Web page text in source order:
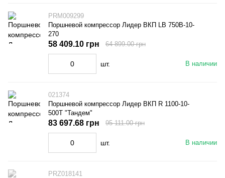
PRM009299
Поршневой компрессор Лидер ВКП LB 750В-10-
270
В наличии
58 409.10 грн 64 899.00 грн
шт.
021374
Поршневой компрессор Лидер ВКП R 1100-10-
500T "Тандем"
В наличии
83 697.68 грн 95 111.00 грн
шт.
PRZ018141